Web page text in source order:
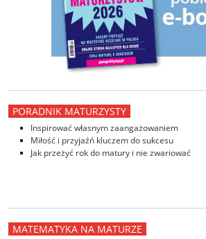
PORADNIK MATURZYSTY
Inspirować własnym zaangażowaniem
Miłość i przyjaźń kluczem do sukcesu
Jak przeżyć rok do matury i nie zwariować
MATEMATYKA NA MATURZE